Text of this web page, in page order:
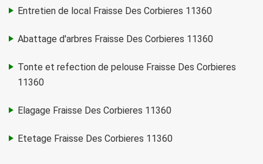
Entretien de local Fraisse Des Corbieres 11360
Abattage d'arbres Fraisse Des Corbieres 11360
Tonte et refection de pelouse Fraisse Des Corbieres
11360
Elagage Fraisse Des Corbieres 11360
Etetage Fraisse Des Corbieres 11360